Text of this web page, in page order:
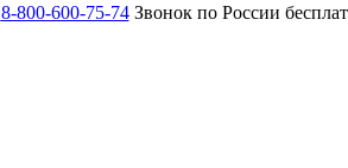
8-800-600-75-74Звонок по России